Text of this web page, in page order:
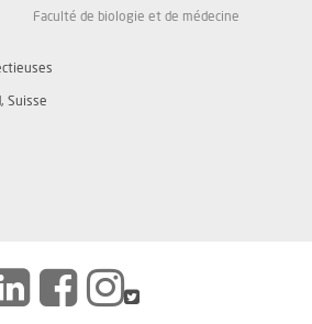
Faculté de biologie et de médecine
Suisse